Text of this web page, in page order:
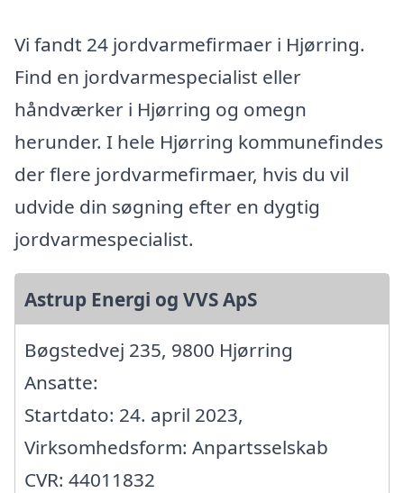
Vi fandt 24 jordvarmefirmaer i Hjørring.
Find en jordvarmespecialist eller
håndværker i Hjørring og omegn
herunder. I hele Hjørring kommunefindes
der flere jordvarmefirmaer, hvis du vil
udvide din søgning efter en dygtig
jordvarmespecialist.
Astrup Energi og VVS ApS
Bøgstedvej 235, 9800 Hjørring
Ansatte:
Startdato: 24. april 2023,
Virksomhedsform: Anpartsselskab
CVR: 44011832